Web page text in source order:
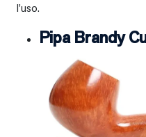
l’uso.
Pipa Brandy